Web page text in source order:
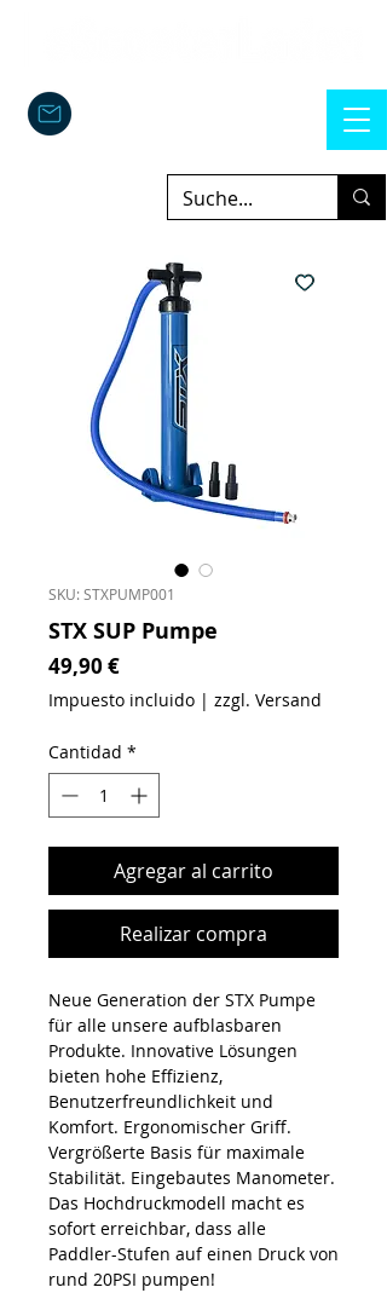
SKU: STXPUMP001
STX SUP Pumpe
49,90 €Precio
Impuesto incluido | zzgl. Versand
Cantidad *
Agregar al carrito
Realizar compra
Neue Generation der STX Pumpe
für alle unsere aufblasbaren
Produkte. Innovative Lösungen
bieten hohe Effizienz,
Benutzerfreundlichkeit und
Komfort. Ergonomischer Griff.
Vergrößerte Basis für maximale
Stabilität. Eingebautes Manometer.
Das Hochdruckmodell macht es
sofort erreichbar, dass alle
Paddler-Stufen auf einen Druck von
rund 20PSI pumpen!